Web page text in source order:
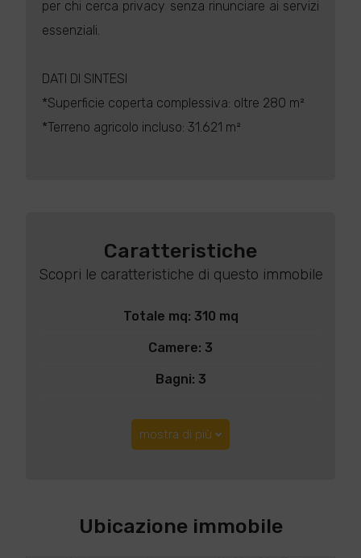
per chi cerca privacy senza rinunciare ai servizi
essenziali.
DATI DI SINTESI
*Superficie coperta complessiva: oltre 280 m²
*Terreno agricolo incluso: 31.621 m²
Caratteristiche
Scopri le caratteristiche di questo immobile
Totale mq: 310 mq
Camere: 3
Bagni: 3
mostra di più
Ubicazione immobile